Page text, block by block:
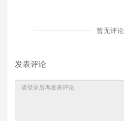
暂无评论
发表评论